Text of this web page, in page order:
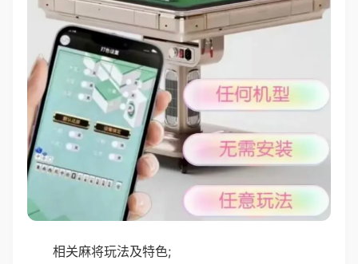
相关麻将玩法及特色;